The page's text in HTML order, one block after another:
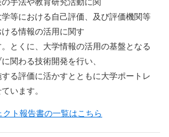
手法や教育研究活動に関
等における自己評価、及び評価機関等
る情報の活用に関す
とくに、大学情報の活用の基盤となる
関わる技術開発を行い、
る評価に活かすとともに大学ポートレ
います。
ト報告書の一覧はこちら